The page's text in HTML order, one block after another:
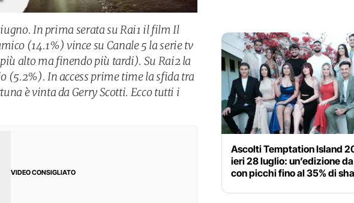
In prima serata su Rai1 il film Il
(14.1%) vince su Canale 5 la serie tv
alto ma finendo più tardi). Su Rai2 la
(5.2%). In access prime time la sfida tra
è vinta da Gerry Scotti. Ecco tutti i
VIDEO CONSIGLIATO
Ascolti Temptation Island
ieri 28 luglio: un’edizione
con picchi fino al 35% di